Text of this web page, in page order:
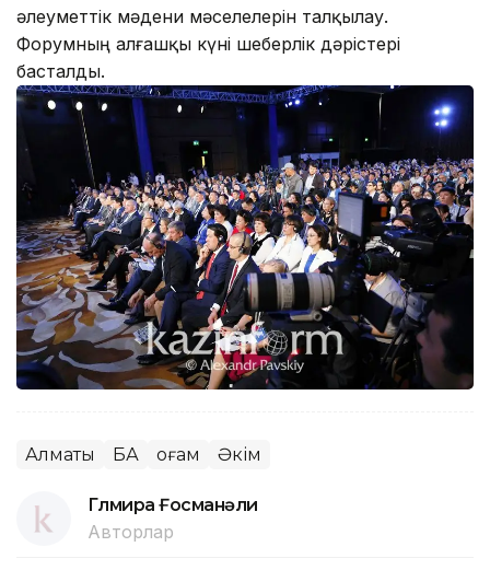
әлеуметтік мәдени мәселелерін талқылау.
Форумның алғашқы күні шеберлік дәрістері
басталды.
Алматы БАҚ Қоғам Әкім
Гүлмира Ғосманәли
Авторлар